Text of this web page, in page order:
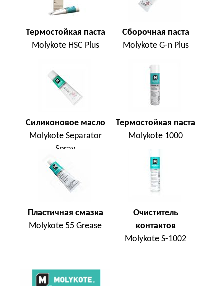
Термостойкая паста
Molykote HSC Plus
Сборочная паста
Molykote G-n Plus
Силиконовое масло
Molykote Separator
Spray
Термостойкая паста
Molykote 1000
Пластичная смазка
Molykote 55 Grease
Очиститель
контактов
Molykote S-1002